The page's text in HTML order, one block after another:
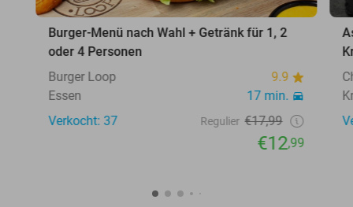
Burger-Menü nach Wahl + Getränk für 1, 2
oder 4 Personen
Burger Loop
9.9
Essen
17 min.
Verkocht: 37
Regulier €17,99
€12,99